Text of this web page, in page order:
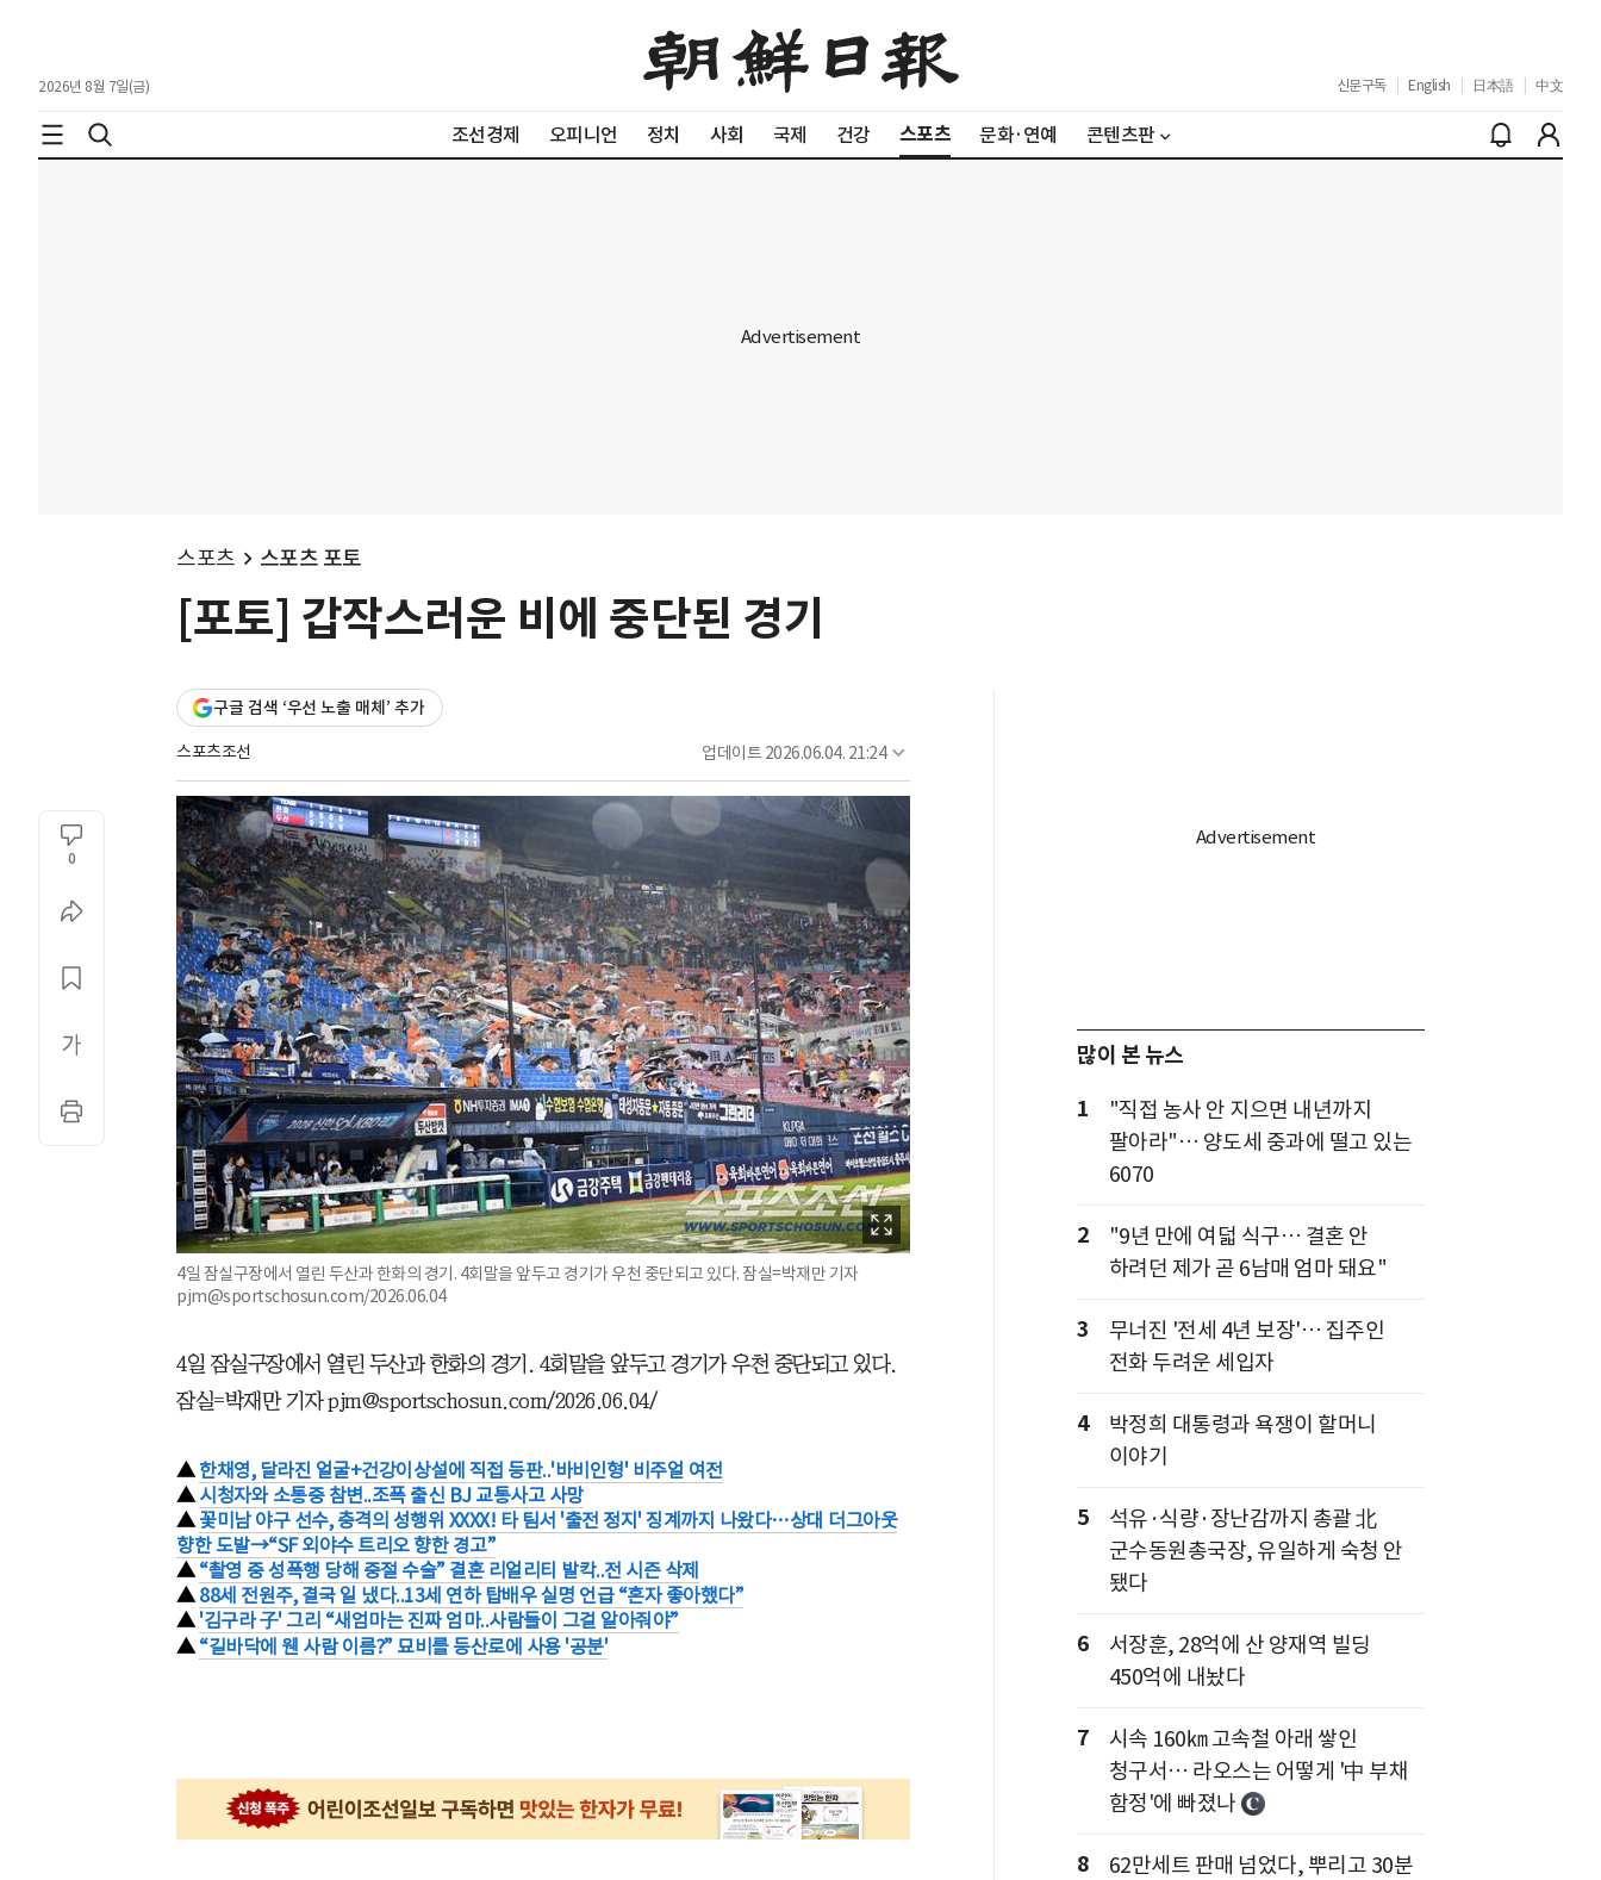
2026년 8월 7일(금) 신문구독 English 日本語 中文
조선경제 오피니언 정치 사회 국제 건강 스포츠 문화·연예 콘텐츠판
스포츠 스포츠 포토
[포토] 갑작스러운 비에 중단된 경기
구글 검색 ‘우선 노출 매체’ 추가
스포츠조선 업데이트 2026.06.04. 21:24
0
4일 잠실구장에서 열린 두산과 한화의 경기. 4회말을 앞두고 경기가 우천 중단되고 있다. 잠실=박재만 기자
pjm@sportschosun.com/2026.06.04
4일 잠실구장에서 열린 두산과 한화의 경기. 4회말을 앞두고 경기가 우천 중단되고 있다.
잠실=박재만 기자 pjm@sportschosun.com/2026.06.04/
▲한채영, 달라진 얼굴+건강이상설에 직접 등판..'바비인형' 비주얼 여전
▲ 시청자와 소통중 참변..조폭 출신 BJ 교통사고 사망
▲ 꽃미남 야구 선수, 충격의 성행위 XXXX! 타 팀서 '출전 정지' 징계까지 나왔다…상대 더그아웃
향한 도발→“SF 외야수 트리오 향한 경고”
▲ “촬영 중 성폭행 당해 중절 수술” 결혼 리얼리티 발칵..전 시즌 삭제
▲ 88세 전원주, 결국 일 냈다..13세 연하 탑배우 실명 언급 “혼자 좋아했다”
▲ '김구라 子' 그리 “새엄마는 진짜 엄마..사람들이 그걸 알아줘야”
▲ “길바닥에 웬 사람 이름?” 묘비를 등산로에 사용 '공분'
많이 본 뉴스
1
"직접 농사 안 지으면 내년까지
팔아라"… 양도세 중과에 떨고 있는
6070
2
"9년 만에 여덟 식구… 결혼 안
하려던 제가 곧 6남매 엄마 돼요"
3
무너진 '전세 4년 보장'… 집주인
전화 두려운 세입자
4
박정희 대통령과 욕쟁이 할머니
이야기
5
석유·식량·장난감까지 총괄 北
군수동원총국장, 유일하게 숙청 안
됐다
6
서장훈, 28억에 산 양재역 빌딩
450억에 내놨다
7
시속 160㎞ 고속철 아래 쌓인
청구서… 라오스는 어떻게 '中 부채
함정'에 빠졌나
8
62만세트 판매 넘었다, 뿌리고 30분